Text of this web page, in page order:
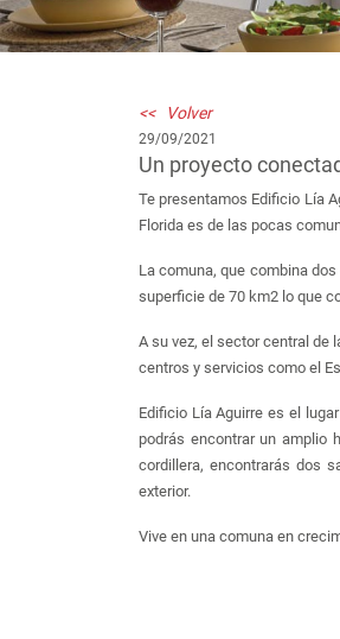
<< Volver
29/09/2021
Un proyecto
Te presentamos Edificio Lía
Florida es de las pocas
La comuna, que combina
superficie de 70 km2 lo que
A su vez, el sector central de
centros y servicios como el
Edificio Lía Aguirre es el
podrás encontrar un amplio
cordillera, encontrarás dos
exterior.
Vive en una comuna en